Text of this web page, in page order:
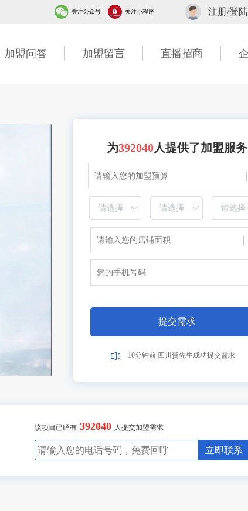
关注公众号 关注小程序 注册/登陆
加盟问答 加盟留言 直播招商
为392040人提供了加盟服务
提交需求
6分钟前 广东李女士成功提交需求
1分钟前 湖北张先生成功提交需求
10分钟前 广东陈先生成功提交需求
2分钟前 山东高先生成功提交需求
3分钟前 广东古先生成功提交需求
17分钟前 北京吴女士成功提交需求
2分钟前 山东甘先生成功提交需求
11分钟前 湖北胡先生成功提交需求
10分钟前 四川贺先生成功提交需求
1分钟前 湖北胡先生成功提交需求
10分钟前 四川贺先生成功提交需求
7分钟前 北京吴女士成功提交需求
2分钟前 山东甘先生成功提交需求
3分钟前 广东古先生成功提交需求
1分钟前 湖北胡先生成功提交需求
40分钟前 四川贺先生成功提交需求
7分钟前 北京吴女士成功提交需求
2分钟前 山东甘先生成功提交需求
6分钟前 广东古先生成功提交需求
1分钟前 湖北胡先生成功提交需求
10分钟前 四川贺先生成功提交需求
7分钟前 北京吴女士成功提交需求
2分钟前 山东甘先生成功提交需求
3分钟前 广东古先生成功提交需求
1分钟前 湖北胡先生成功提交需求
20分钟前 四川贺先生成功提交需求
7分钟前 北京吴女士成功提交需求
2分钟前 山东甘先生成功提交需求
2分钟前 广东古先生成功提交需求
1分钟前 湖北胡先生成功提交需求
13分钟前 四川贺先生成功提交需求
27分钟前 北京吴女士成功提交需求
2分钟前 山东甘先生成功提交需求
3分钟前 广东古先生成功提交需求
1分钟前 湖北胡先生成功提交需求
10分钟前 四川贺先生成功提交需求
47分钟前 北京吴女士成功提交需求
2分钟前 山东甘先生成功提交需求
3分钟前 广东古先生成功提交需求
11分钟前 湖北胡先生成功提交需求
10分钟前 四川贺先生成功提交需求
27分钟前 北京吴女士成功提交需求
2分钟前 山东甘先生成功提交需求
13分钟前 广东古先生成功提交需求
13分钟前 湖北胡先生成功提交需求
30分钟前 四川贺先生成功提交需求
17分钟前 北京吴女士成功提交需求
2分钟前 山东甘先生成功提交需求
3分钟前 广东古先生成功提交需求
16分钟前 湖北胡先生成功提交需求
10分钟前 四川贺先生成功提交需求
7分钟前 北京吴女士成功提交需求
2分钟前 山东甘先生成功提交需求
该项目已经有 392040 人提交加盟需求
立即联系